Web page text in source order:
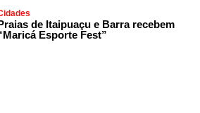
Praias de Itaipuaçu e Barra recebem
Esporte Fest”